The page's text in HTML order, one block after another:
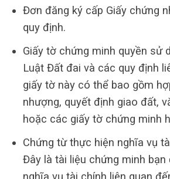
Đơn đăng ký cấp Giấy chứng
quy định.
Giấy tờ chứng minh quyền sử
Luật Đất đai và các quy định
giấy tờ này có thể bao gồm
nhượng, quyết định giao đất,
hoặc các giấy tờ chứng minh
Chứng từ thực hiện nghĩa vụ
Đây là tài liệu chứng minh bạn
nghĩa vụ tài chính liên quan